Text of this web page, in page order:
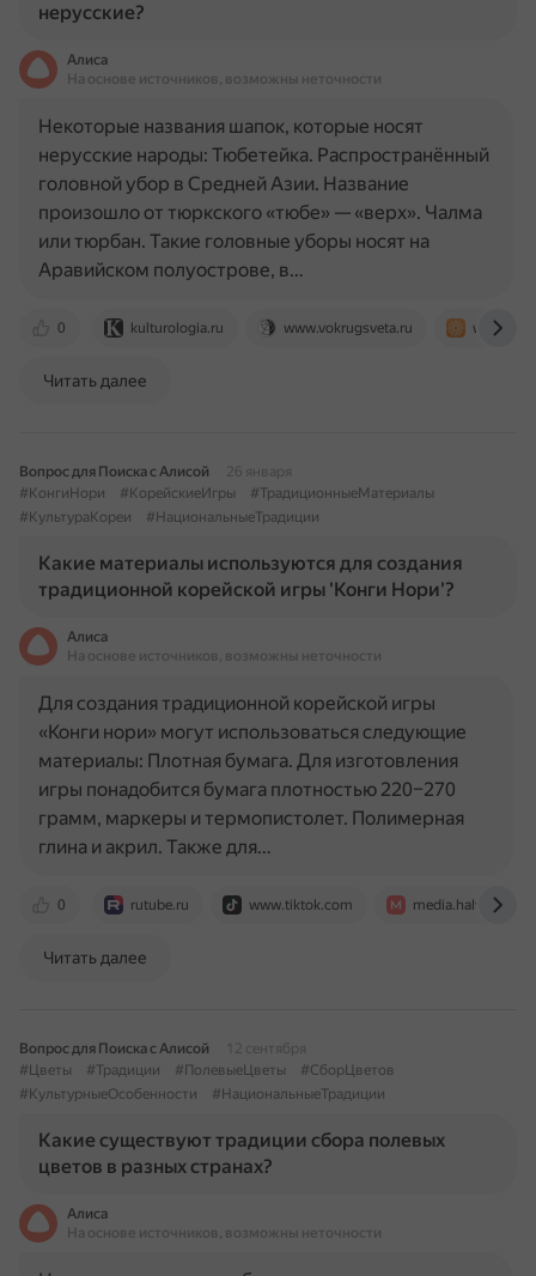
нерусские?
Алиса
На основе источников, возможны неточности
0 kulturologia.ru www.vokrugsveta.ru
Некоторые названия шапок, которые носят
нерусские народы: Тюбетейка. Распространённый
головной убор в Средней Азии. Название
произошло от тюркского «тюбе» — «верх». Чалма
или тюрбан. Такие головные уборы носят на
Аравийском полуострове, в…
Читать далее
Вопрос для Поиска с Алисой
26 января
#КонгиНори
#КорейскиеИгры
#ТрадиционныеМатериалы
#КультураКореи
#НациональныеТрадиции
Какие материалы используются для создания
традиционной корейской игры 'Конги Нори'?
Алиса
На основе источников, возможны неточности
0 rutube.ru www.tiktok.com media.halvacard.ru
Для создания традиционной корейской игры
«Конги нори» могут использоваться следующие
материалы: Плотная бумага. Для изготовления
игры понадобится бумага плотностью 220–270
грамм, маркеры и термопистолет. Полимерная
глина и акрил. Также для…
Читать далее
Вопрос для Поиска с Алисой
12 сентября
#Цветы
#Традиции #ПолевыеЦветы
#СборЦветов
#КультурныеОсобенности
#НациональныеТрадиции
Какие существуют традиции сбора полевых
цветов в разных странах?
Алиса
На основе источников, возможны неточности